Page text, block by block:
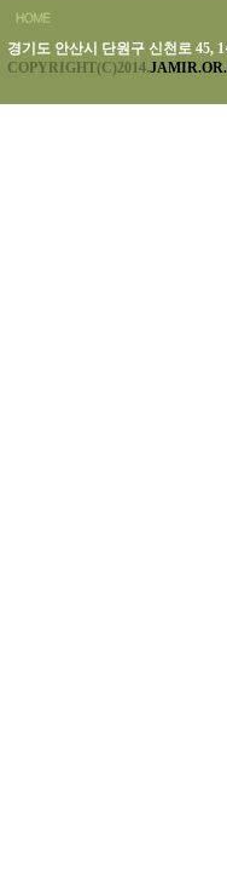
경기도 안산시 단원구 신천로 45, 1
COPYRIGHT(C)2014.